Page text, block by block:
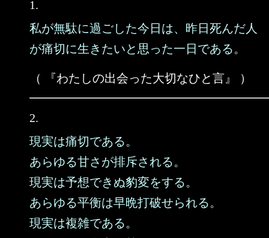
1.
私が無駄に過ごした今日は、昨日死んだ人
が痛切に生きたいと思った一日である。
（ 『わたしの出会った大切なひと言』 ）
2.
現実は痛切である。
あらゆる甘さが排斥される。
現実は予想できぬ豹変をする。
あらゆる平衡は早晩打破せられる。
現実は複雑である。